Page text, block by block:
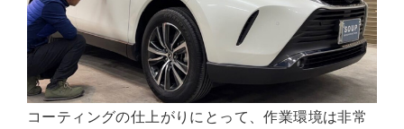
コーティングの仕上がりにとって、作業環境は非常